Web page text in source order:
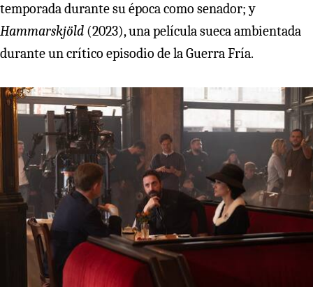
temporada durante su época como senador; y
Hammarskjöld (2023), una película sueca ambientada
durante un crítico episodio de la Guerra Fría.